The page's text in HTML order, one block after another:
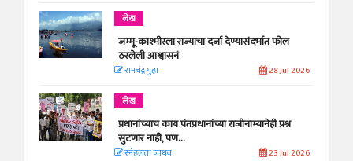
लेख
जम्मू-काश्मीरला राज्याचा दर्जा देण्यासंदर्भात फोल
ठरलेली आश्वासनं
रामचंद्र गुहा 28 Jul 2026
लेख
प्रधानांच्याच काय पंतप्रधानांच्या राजीनाम्यानेही प्रश्न
सुटणार नाही, पण...
स्नेहलता जाधव 23 Jul 2026